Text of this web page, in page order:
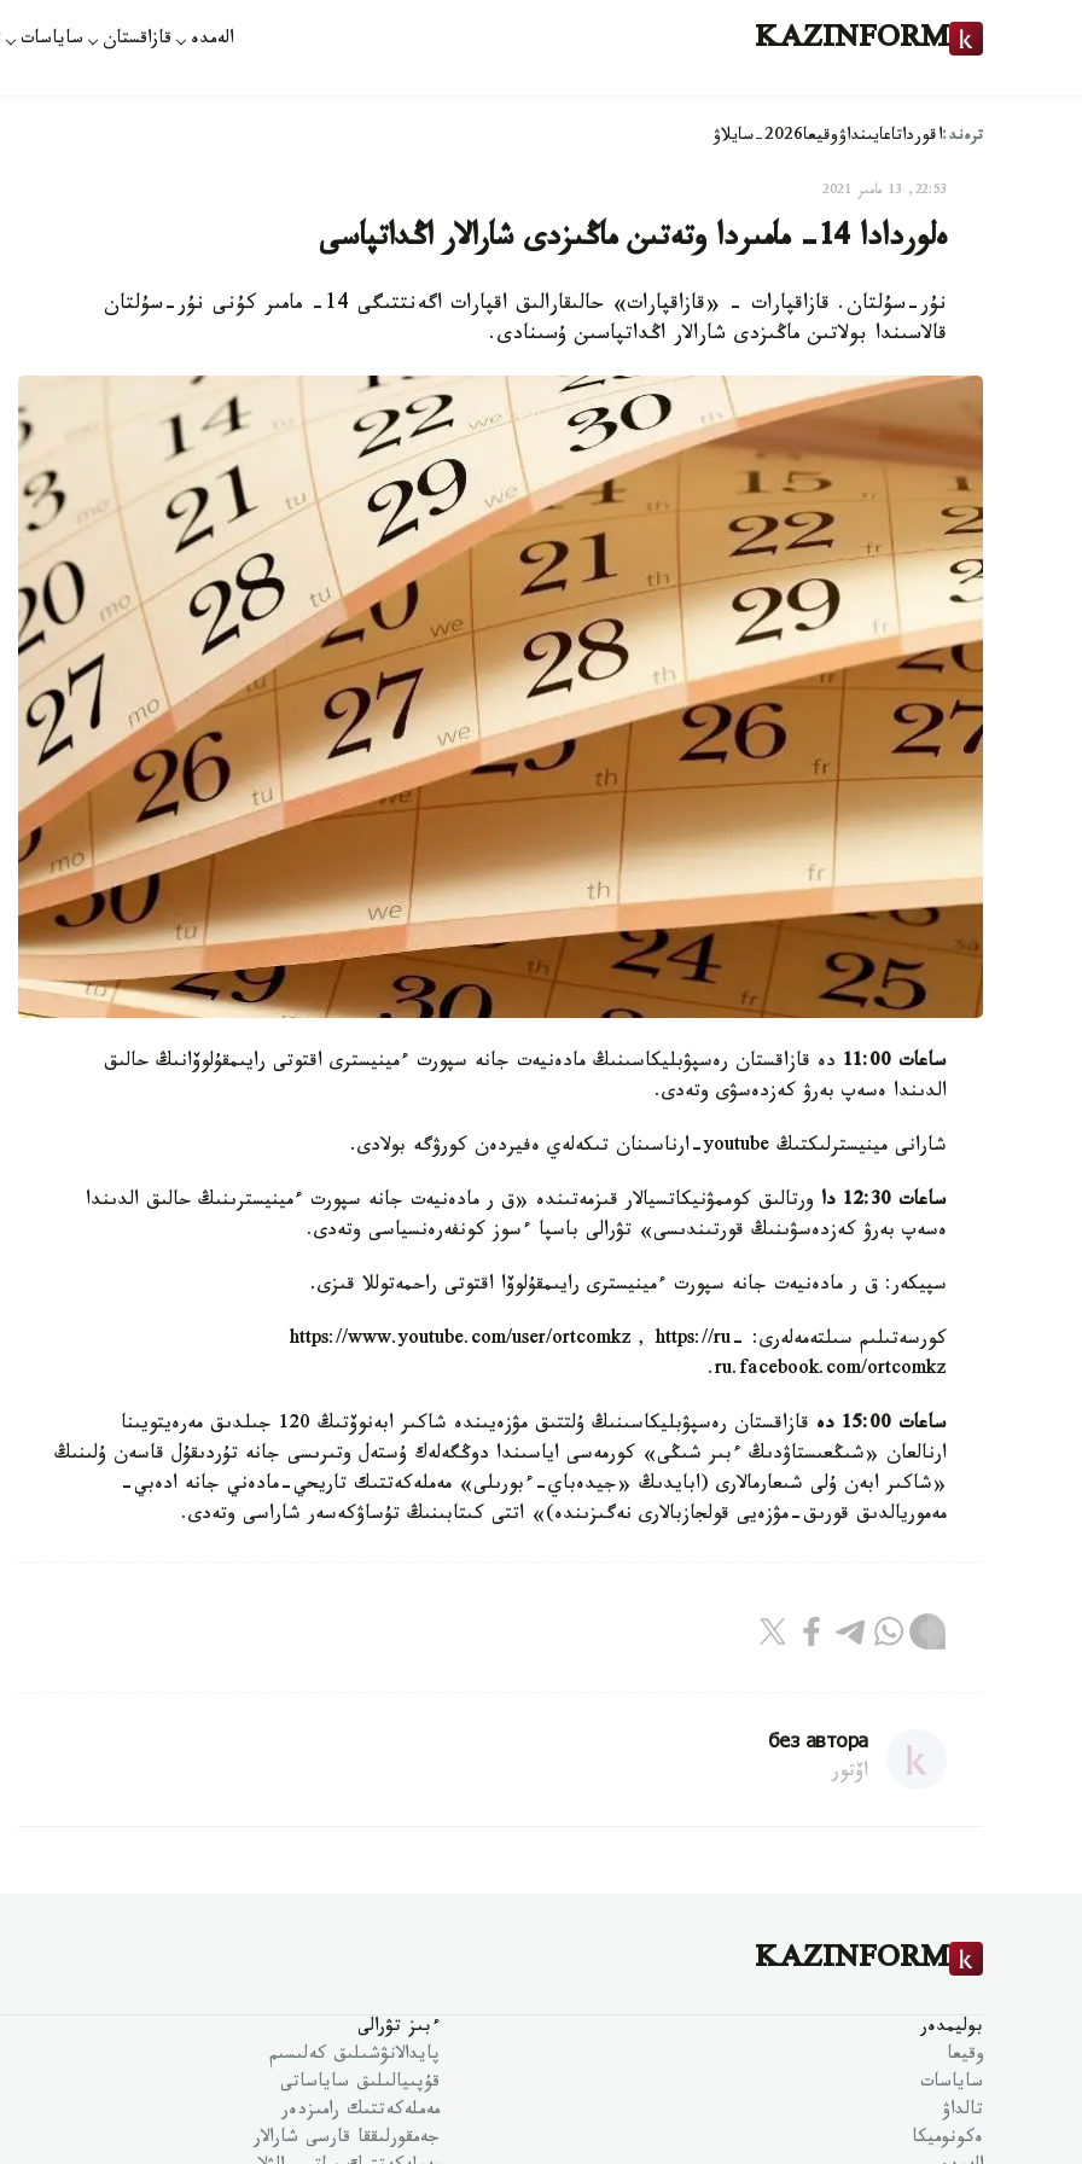
KAZINFORM الەمدە قازاقستان ساياسات
ترەند:اقورداتاعايىنداۋوقيعا2026-سايلاۋ
22:53, 13 مامىر 2021
ەلوردادا 14- مامىردا وتەتىن ماڭىزدى شارالار اڭداتپاسى
نۇر-سۇلتان. قازاقپارات - «قازاقپارات» حالىقارالىق اقپارات اگەنتتىگى 14- مامىر كۇنى نۇر-سۇلتان
قالاسىندا بولاتىن ماڭىزدى شارالار اڭداتپاسىن ۇسىنادى.
ساعات 11:00
دە قازاقستان رەسپۋبليكاسىنىڭ مادەنيەت جانە سپورت ءمينيسترى اقتوتى رايىمقۇلوۆانىڭ حالىق
الدىندا ەسەپ بەرۋ كەزدەسۋى وتەدى.
شارانى مينيسترلىكتىڭ youtube-ارناسىنان تىكەلەي ەفيردەن كورۋگە بولادى.
ساعات 12:30 دا ورتالىق كوممۋنيكاتسيالار قىزمەتىندە «ق ر مادەنيەت جانە سپورت ءمينيسترىنىڭ حالىق الدىندا
ەسەپ بەرۋ كەزدەسۋىنىڭ قورتىندىسى» تۋرالى باسپا ءسوز كونفەرەنسياسى وتەدى.
سپيكەر: ق ر مادەنيەت جانە سپورت ءمينيسترى رايىمقۇلوۆا اقتوتى راحمەتوللا قىزى.
كورسەتىلىم سىلتەمەلەرى: https://www.youtube.com/user/ortcomkz , https://ru-
ru.facebook.com/ortcomkz.
ساعات 15:00 دە
قازاقستان رەسپۋبليكاسىنىڭ ۇلتتىق مۋزەيىندە شاكىر ابەنوۆتىڭ 120 جىلدىق مەرەيتويىنا
ارنالعان «شىڭعىستاۋدىڭ ءبىر شىڭى» كورمەسى اياسىندا دوڭگەلەك ۇستەل وتىرىسى جانە تۇردىقۇل قاسەن ۇلىنىڭ
«شاكىر ابەن ۇلى شىعارمالارى (ابايدىڭ «جيدەباي-ءبورىلى» مەملەكەتتىك تاريحي-مادەني جانە ادەبي-
مەموريالدىق قورىق-مۋزەيى قولجازبالارى نەگىزىندە)» اتتى كىتابىنىڭ تۇساۋكەسەر شاراسى وتەدى.
без автора
اۆتور
KAZINFORM
بوليمدەر
وقيعا
ساياسات
تالداۋ
ەكونوميكا
ءبىز تۋرالى
پايدالانۋشىلىق كەلىسىم
قۇپىيالىلىق ساياساتى
مەملەكەتتىك رامىزدەر
جەمقورلىققا قارسى شارالار